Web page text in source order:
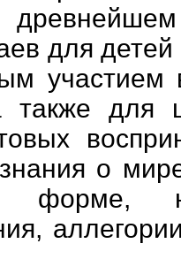
для детей
участием
для
о
форме,